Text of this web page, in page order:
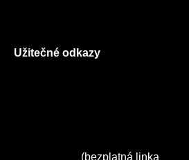
Užitečné odkazy
(bezplatná linka